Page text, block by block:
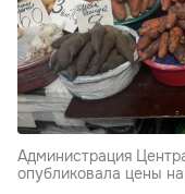
Администрация
опубликовала цены